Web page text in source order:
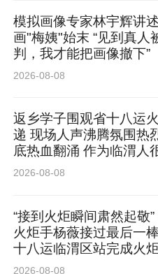
刘凤山在座谈中介绍，
融入地方、服务地方的
将以此次合作为契机，
园、进课堂、进实践，
培育本土文旅与非遗传
模拟画像专家林宇辉讲
画"梅姨"始末 “见到真人
判，我才能把画像撤下”
2026-08-08
返乡学子围观省十八运
递 现场人声沸腾氛围热
底热血翻涌 作为临渭人
耀”
2026-08-08
“接到火炬瞬间肃然起敬
火炬手杨薇接过最后一
十八运临渭区站完成火
2026-08-08